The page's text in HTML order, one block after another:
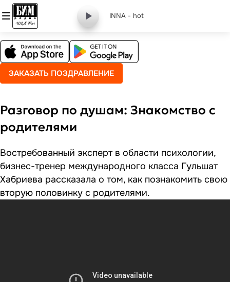
INNA - hot
ЗАКАЗАТЬ ПОЗДРАВЛЕНИЕ
Разговор по душам: Знакомство с
родителями
Востребованный эксперт в области психологии,
бизнес-тренер международного класса Гульшат
Хабриева рассказала о том, как познакомить свою
вторую половинку с родителями.